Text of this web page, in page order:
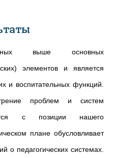
выше основных
элементов и является
и воспитательных функций.
проблем и систем
с позиции нашего
плане обусловливает
о педагогических системах.